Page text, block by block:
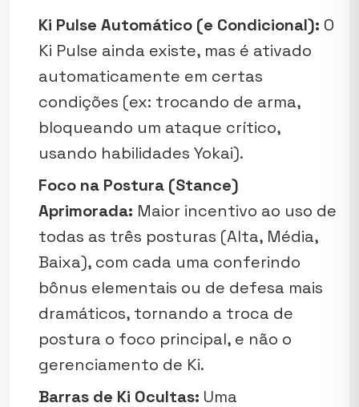
Ki Pulse Automático (e Condicional): O
Ki Pulse ainda existe, mas é ativado
automaticamente em certas
condições (ex: trocando de arma,
bloqueando um ataque crítico,
usando habilidades Yokai).
Foco na Postura (Stance)
Aprimorada: Maior incentivo ao uso de
todas as três posturas (Alta, Média,
Baixa), com cada uma conferindo
bônus elementais ou de defesa mais
dramáticos, tornando a troca de
postura o foco principal, e não o
gerenciamento de Ki.
Barras de Ki Ocultas: Uma